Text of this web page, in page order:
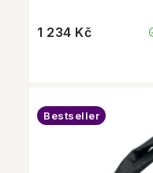
1 234 Kč
Bestseller